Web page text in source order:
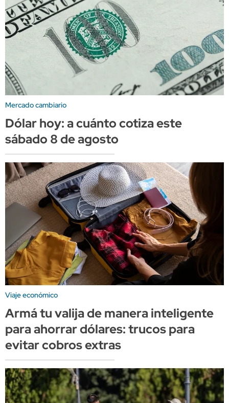
Mercado cambiario
Dólar hoy: a cuánto cotiza este
sábado 8 de agosto
Viaje económico
Armá tu valija de manera inteligente
para ahorrar dólares: trucos para
evitar cobros extras